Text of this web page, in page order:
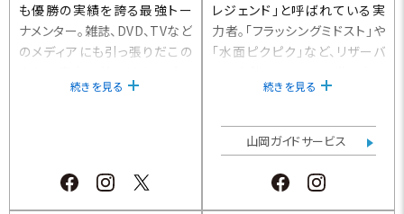
も優勝の実績を誇る最強トー
ナメンター。雑誌、DVD、TVなど
のメディアにも引っ張りだこの
アングラーである。2013年に自
続きを見る
レジェンド」と呼ばれている実
力者。「フラッシングミドスト」や
「水面ピクピク」など、リザーバ
た。フィッシングガイド業を行な
山村村議会議員としても活動し
ている。
続きを見る
山岡ガイドサービス